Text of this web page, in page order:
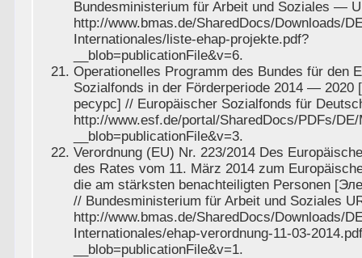
Bundesministerium für Arbeit und Soziales —
http://www.bmas.de/SharedDocs/Downloads/
Internationales/liste-ehap-projekte.pdf?
__blob=publicationFile&v=6.
Operationelles Programm des Bundes für den
Sozialfonds in der Förderperiode 2014 — 2020
ресурс] // Europäischer Sozialfonds für
http://www.esf.de/portal/SharedDocs/PDFs/
__blob=publicationFile&v=3.
Verordnung (EU) Nr. 223/2014 Des
des Rates vom 11. März 2014 zum
die am stärksten benachteiligten Personen
// Bundesministerium für Arbeit und Soziales
http://www.bmas.de/SharedDocs/Downloads/
Internationales/ehap-verordnung-11-03-
__blob=publicationFile&v=1.